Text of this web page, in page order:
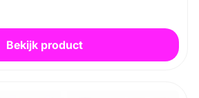
Bekijk product